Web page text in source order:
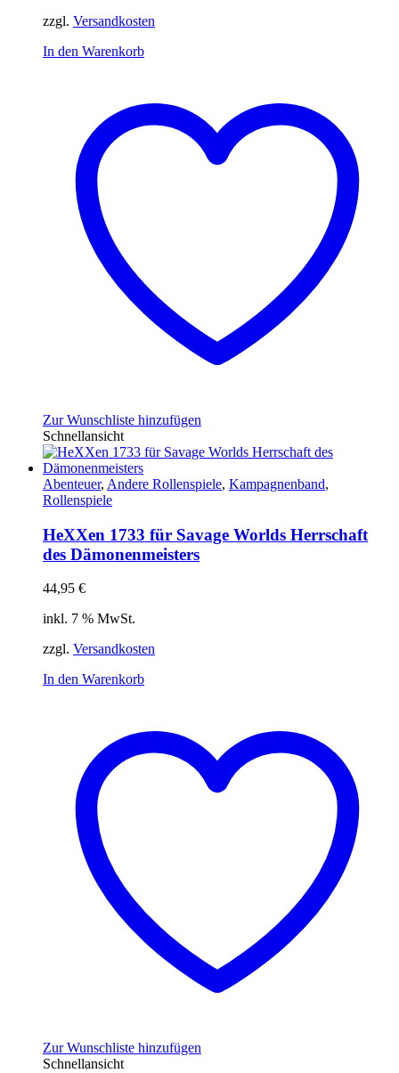
zzgl. Versandkosten
In den Warenkorb
Zur Wunschliste hinzufügen
Schnellansicht
Abenteuer, Andere Rollenspiele, Kampagnenband,
Rollenspiele
HeXXen 1733 für Savage Worlds Herrschaft
des Dämonenmeisters
44,95 €
inkl. 7 % MwSt.
zzgl. Versandkosten
In den Warenkorb
Zur Wunschliste hinzufügen
Schnellansicht